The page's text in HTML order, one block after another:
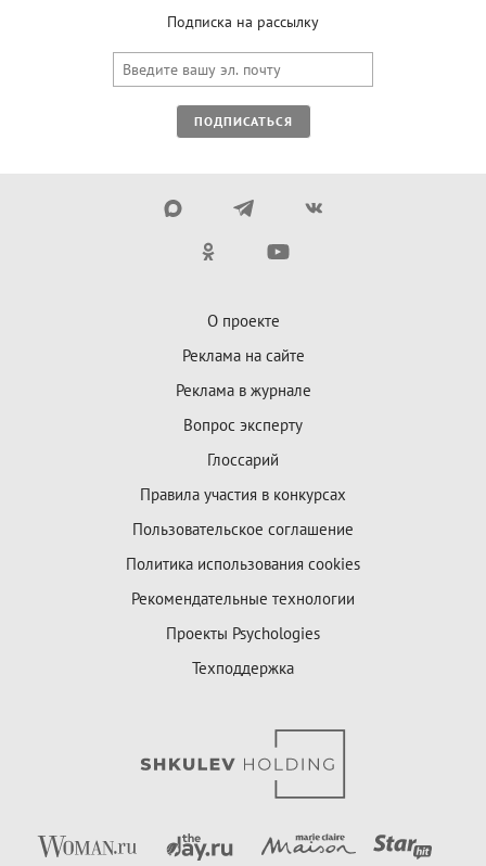
Подписка на рассылку
ПОДПИСАТЬСЯ
О проекте
Реклама на сайте
Реклама в журнале
Вопрос эксперту
Глоссарий
Правила участия в конкурсах
Пользовательское соглашение
Политика использования cookies
Рекомендательные технологии
Проекты Psychologies
Техподдержка